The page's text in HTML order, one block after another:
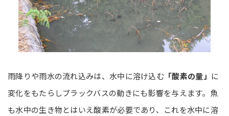
雨降りや雨水の流れ込みは、水中に溶け込む 「酸素の量」 に
変化をもたらしブラックバスの動きにも影響を与えます。魚
も水中の生き物とはいえ酸素が必要であり、これを水中に溶